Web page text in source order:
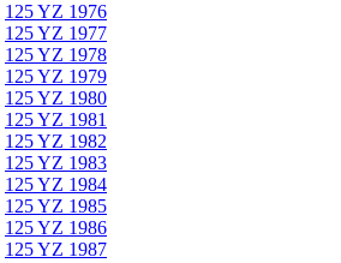
125 YZ 1976
125 YZ 1977
125 YZ 1978
125 YZ 1979
125 YZ 1980
125 YZ 1981
125 YZ 1982
125 YZ 1983
125 YZ 1984
125 YZ 1985
125 YZ 1986
125 YZ 1987